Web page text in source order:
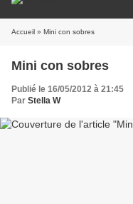
Accueil » Mini con sobres
Mini con sobres
Publié le 16/05/2012 à 21:45
Par Stella W